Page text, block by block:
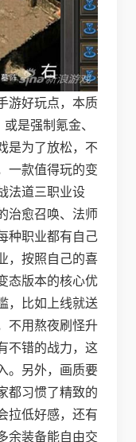
游好玩点，本质
是强制氪金、
是为了放松，不
一款值得玩的变
法道三职业设
治愈召唤、法师
种职业都有自己
，按照自己的喜
态版本的核心优
，比如上线就送
不用熬夜刷怪升
不错的战力，这
。另外，画质要
都习惯了精致的
拉低好感，还有
余装备能自由交